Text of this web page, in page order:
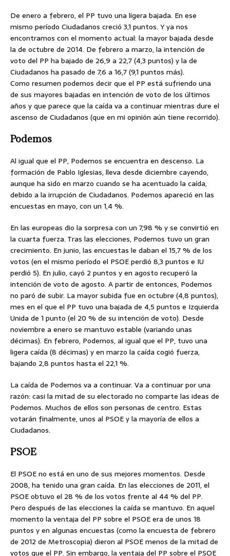
De enero a febrero, el PP tuvo una ligera bajada. En ese
mismo período Ciudadanos creció 3,1 puntos. Y ya nos
encontramos con el momento actual: la mayor bajada desde
la de octubre de 2014. De febrero a marzo, la intención de
voto del PP ha bajado de 26,9 a 22,7 (4,3 puntos) y la de
Ciudadanos ha pasado de 7,6 a 16,7 (9,1 puntos más).
Como resumen podemos decir que el PP está sufriendo una
de sus mayores bajadas en intención de voto de los últimos
años y que parece que la caída va a continuar mientras dure el
ascenso de Ciudadanos (que en mi opinión aún tiene recorrido).
Podemos
Al igual que el PP, Podemos se encuentra en descenso. La
formación de Pablo Iglesias, lleva desde diciembre cayendo,
aunque ha sido en marzo cuando se ha acentuado la caída,
debido a la irrupción de Ciudadanos. Podemos apareció en las
encuestas en mayo, con un 1,4 %.
En las europeas dio la sorpresa con un 7,98 % y se convirtió en
la cuarta fuerza. Tras las elecciones, Podemos tuvo un gran
crecimiento. En junio, las encuestas le daban el 15,7 % de los
votos (en el mismo período el PSOE perdió 8,3 puntos e IU
perdió 5). En julio, cayó 2 puntos y en agosto recuperó la
intención de voto de agosto. A partir de entonces, Podemos
no paró de subir. La mayor subida fue en octubre (4,8 puntos),
mes en el que el PP tuvo una bajada de 4,5 puntos e Izquierda
Unida de 1 punto (el 20 % de su intención de voto). Desde
noviembre a enero se mantuvo estable (variando unas
décimas). En febrero, Podemos, al igual que el PP, tuvo una
ligera caída (8 décimas) y en marzo la caída cogió fuerza,
bajando 2,8 puntos hasta el 22,1 %.
La caída de Podemos va a continuar. Va a continuar por una
razón: casi la mitad de su electorado no comparte las ideas de
Podemos. Muchos de ellos son personas de centro. Estas
votarán finalmente, unos al PSOE y la mayoría de ellos a
Ciudadanos.
PSOE
El PSOE no está en uno de sus mejores momentos. Desde
2008, ha tenido una gran caída. En las elecciones de 2011, el
PSOE obtuvo el 28 % de los votos frente al 44 % del PP.
Pero después de las elecciones la caída se mantuvo. En aquel
momento la ventaja del PP sobre el PSOE era de unos 18
puntos y en algunas encuestas (como la encuesta de febrero
de 2012 de Metroscopia) dieron al PSOE menos de la mitad de
votos que el PP. Sin embargo, la ventaja del PP sobre el PSOE